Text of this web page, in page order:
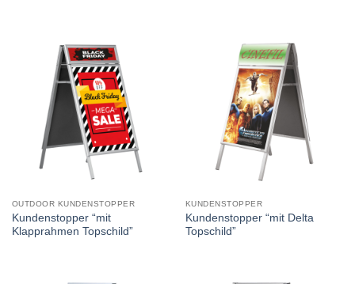
OUTDOOR KUNDENSTOPPER
Kundenstopper “mit
Klapprahmen Topschild”
KUNDENSTOPPER
Kundenstopper “mit Delta
Topschild”